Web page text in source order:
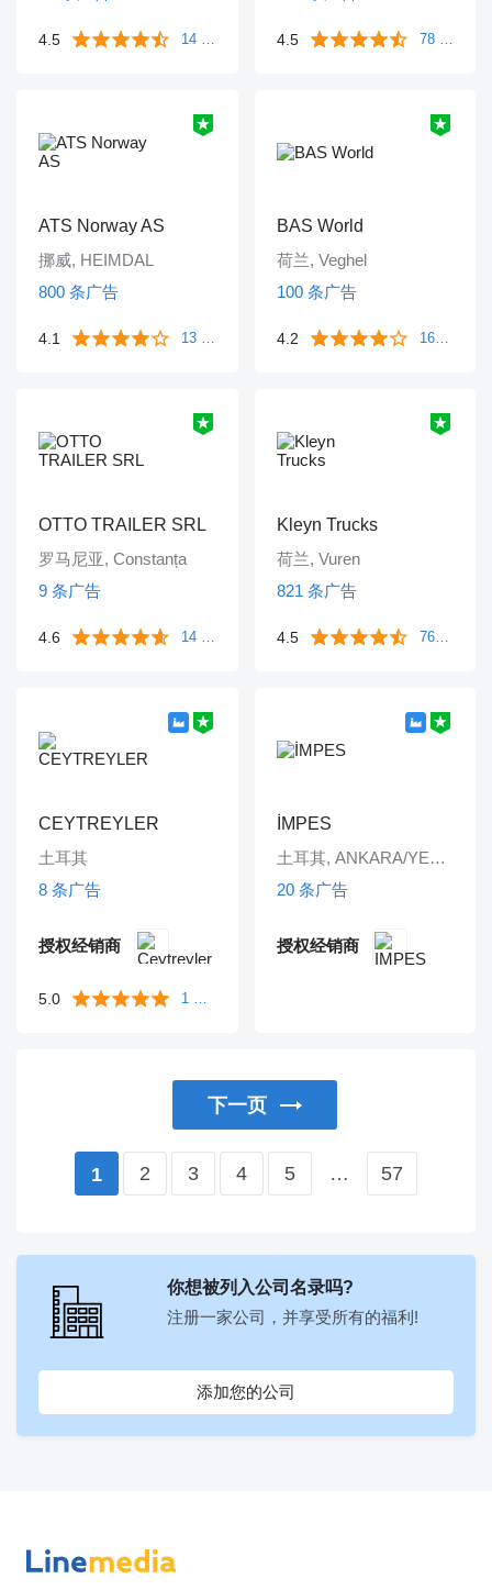
4.5 4.5
ATS Norway AS
挪威, HEIMDAL
800 条广告
4.1
BAS World
荷兰, Veghel
100 条广告
4.2 1643 条评价
OTTO TRAILER SRL
罗马尼亚, Constanța
9 条广告
4.6
Kleyn Trucks
荷兰, Vuren
821 条广告
4.5 763 条评价
CEYTREYLER
土耳其
8 条广告
授权经销商
5.0
İMPES
土耳其, ANKARA/YENİMAHALLE
20 条广告
授权经销商
下一页
1 2 3 4 5 … 57
你想被列入公司名录吗?
注册一家公司，并享受所有的福利!
添加您的公司